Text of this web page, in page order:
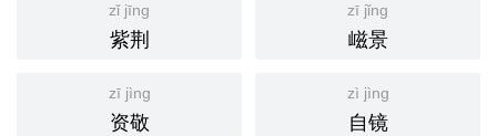
zǐ jīng
紫荆
zī jǐng
嵫景
zī jìng
资敬
zì jìng
自镜